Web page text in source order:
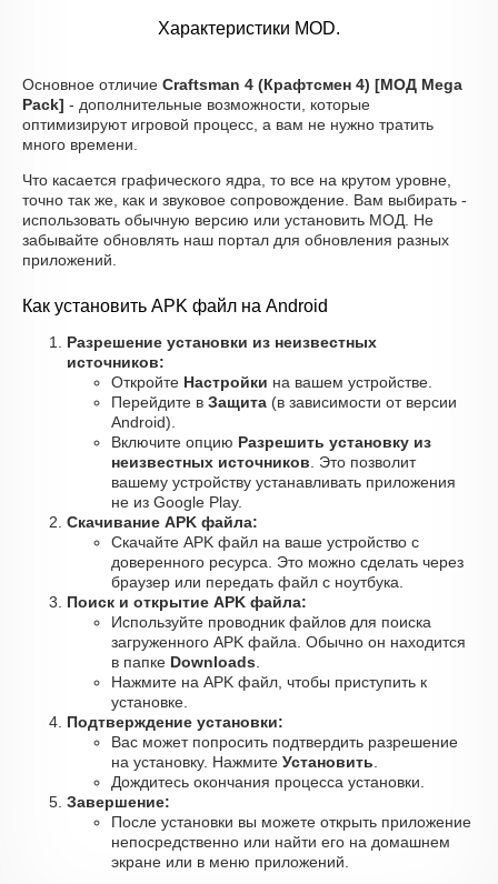
Характеристики MOD.
Основное отличие Craftsman 4 (Крафтсмен 4) [МОД Mega
Pack] - дополнительные возможности, которые
оптимизируют игровой процесс, а вам не нужно тратить
много времени.
Что касается графического ядра, то все на крутом уровне,
точно так же, как и звуковое сопровождение. Вам выбирать -
использовать обычную версию или установить МОД. Не
забывайте обновлять наш портал для обновления разных
приложений.
Как установить APK файл на Android
Разрешение установки из неизвестных
источников:
Откройте Настройки на вашем устройстве.
Перейдите в Защита (в зависимости от версии
Android).
Включите опцию Разрешить установку из
неизвестных источников . Это позволит
вашему устройству устанавливать приложения
не из Google Play.
Скачивание APK файла:
Скачайте APK файл на ваше устройство с
доверенного ресурса. Это можно сделать через
браузер или передать файл с ноутбука.
Поиск и открытие APK файла:
Используйте проводник файлов для поиска
загруженного APK файла. Обычно он находится
в папке Downloads
Нажмите на APK файл, чтобы приступить к
установке.
Подтверждение установки:
Вас может попросить подтвердить разрешение
на установку. Нажмите Установить
Дождитесь окончания процесса установки.
Завершение:
После установки вы можете открыть приложение
непосредственно или найти его на домашнем
экране или в меню приложений.